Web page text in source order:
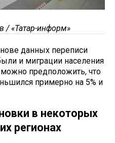
/ «Татар-информ»
данных переписи
и миграции населения
можно предположить, что
примерно на 5% и
в некоторых
регионах